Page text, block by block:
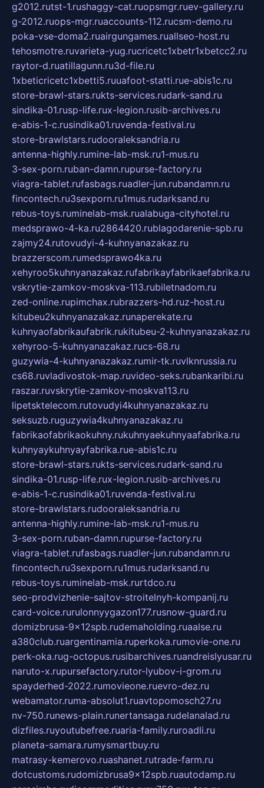
g2012.rutst-1.rushaggy-cat.ruopsmgr.ruev-gallery.ru
g-2012.ruops-mgr.ruaccounts-112.rucsm-demo.ru
poka-vse-doma2.ruairgungames.ruallseo-host.ru
tehosmotre.ruvarieta-yug.rucricetc1xbetr1xbetcc2.ru
raytor-d.ruatillagunn.ru3d-file.ru
1xbeticricetc1xbetti5.ruuafoot-statti.rue-abis1c.ru
store-brawl-stars.rukts-services.rudark-sand.ru
sindika-01.rusp-life.rux-legion.rusib-archives.ru
e-abis-1-c.rusindika01.ruvenda-festival.ru
store-brawlstars.rudooraleksandria.ru
antenna-highly.rumine-lab-msk.ru1-mus.ru
3-sex-porn.ruban-damn.rupurse-factory.ru
viagra-tablet.rufasbags.ruadler-jun.rubandamn.ru
fincontech.ru3sexporn.ru1mus.rudarksand.ru
rebus-toys.ruminelab-msk.rualabuga-cityhotel.ru
medsprawo-4-ka.ru2864420.rublagodarenie-spb.ru
zajmy24.rutovudyi-4-kuhnyanazakaz.ru
brazzerscom.rumedsprawo4ka.ru
xehyroo5kuhnyanazakaz.rufabrikayfabrikaefabrika.ru
vskrytie-zamkov-moskva-113.rubiletnadom.ru
zed-online.rupimchax.rubrazzers-hd.ruz-host.ru
kitubeu2kuhnyanazakaz.runaperekate.ru
kuhnyaofabrikaufabrik.rukitubeu-2-kuhnyanazakaz.ru
xehyroo-5-kuhnyanazakaz.rucs-68.ru
guzywia-4-kuhnyanazakaz.rumir-tk.ruvlknrussia.ru
cs68.ruvladivostok-map.ruvideo-seks.rubankaribi.ru
raszar.ruvskrytie-zamkov-moskva113.ru
lipetsktelecom.rutovudyi4kuhnyanazakaz.ru
seksuzb.ruguzywia4kuhnyanazakaz.ru
fabrikaofabrikaokuhny.rukuhnyaekuhnyaafabrika.ru
kuhnyaykuhnyayfabrika.rue-abis1c.ru
store-brawl-stars.rukts-services.rudark-sand.ru
sindika-01.rusp-life.rux-legion.rusib-archives.ru
e-abis-1-c.rusindika01.ruvenda-festival.ru
store-brawlstars.rudooraleksandria.ru
antenna-highly.rumine-lab-msk.ru1-mus.ru
3-sex-porn.ruban-damn.rupurse-factory.ru
viagra-tablet.rufasbags.ruadler-jun.rubandamn.ru
fincontech.ru3sexporn.ru1mus.rudarksand.ru
rebus-toys.ruminelab-msk.rurtdco.ru
seo-prodvizhenie-sajtov-stroitelnyh-kompanij.ru
card-voice.rurulonnyygazon177.rusnow-guard.ru
domizbrusa-9x12spb.rudemaholding.ruaalse.ru
a380club.ruargentinamia.ruperkoka.rumovie-one.ru
perk-oka.rug-octopus.rusibarchives.ruandreislyusar.ru
naruto-x.rupursefactory.rutor-lyubov-i-grom.ru
spayderhed-2022.rumovieone.ruevro-dez.ru
webamator.ruma-absolut1.ruavtopomosch27.ru
nv-750.runews-plain.runertansaga.rudelanalad.ru
dizfiles.ruyoutubefree.ruaria-family.ruroadli.ru
planeta-samara.rumysmartbuy.ru
matrasy-kemerovo.ruashanet.rutrade-farm.ru
dotcustoms.rudomizbrusa9x12spb.ruautodamp.ru